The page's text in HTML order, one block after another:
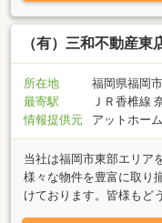
（有）三和不動産東
所在地
福岡県福岡
最寄駅
ＪＲ香椎線
情報提供元
アットホーム
当社は福岡市東部エリア
様々な物件を豊富に取り
けております。皆様もど